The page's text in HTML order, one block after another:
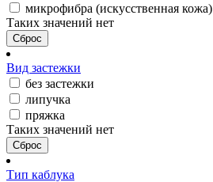
микрофибра (искусственная кожа)
Таких значений нет
Сброс
Вид застежки
без застежки
липучка
пряжка
Таких значений нет
Сброс
Тип каблука